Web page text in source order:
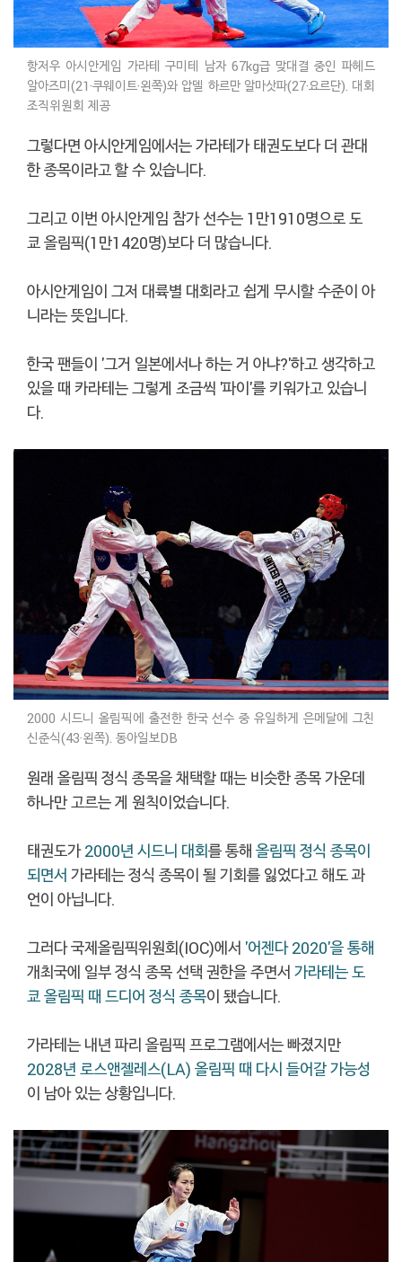
항저우 아시안게임 가라테 구미테 남자 67kg급 맞대결 중인 파헤드
알아즈미(21·쿠웨이트·왼쪽)와 압델 하르만 알마삿파(27·요르단). 대회
조직위원회 제공
그렇다면 아시안게임에서는 가라테가 태권도보다 더 관대
한 종목이라고 할 수 있습니다.
그리고 이번 아시안게임 참가 선수는 1만1910명으로 도
쿄 올림픽(1만1420명)보다 더 많습니다.
아시안게임이 그저 대륙별 대회라고 쉽게 무시할 수준이 아
니라는 뜻입니다.
한국 팬들이 '그거 일본에서나 하는 거 아냐?'하고 생각하고
있을 때 카라테는 그렇게 조금씩 '파이'를 키워가고 있습니
다.
2000 시드니 올림픽에 출전한 한국 선수 중 유일하게 은메달에 그친
신준식(43·왼쪽). 동아일보DB
원래 올림픽 정식 종목을 채택할 때는 비슷한 종목 가운데
하나만 고르는 게 원칙이었습니다.
태권도가2000년 시드니 대회를 통해 올림픽 정식 종목이
되면서 가라테는 정식 종목이 될 기회를 잃었다고 해도 과
언이 아닙니다.
그러다 국제올림픽위원회(IOC)에서 '어젠다 2020'을 통해
개최국에 일부 정식 종목 선택 권한을 주면서 가라테는 도
쿄 올림픽 때 드디어 정식 종목이 됐습니다.
가라테는 내년 파리 올림픽 프로그램에서는 빠졌지만
2028년 로스앤젤레스(LA) 올림픽 때 다시 들어갈 가능성
이 남아 있는 상황입니다.